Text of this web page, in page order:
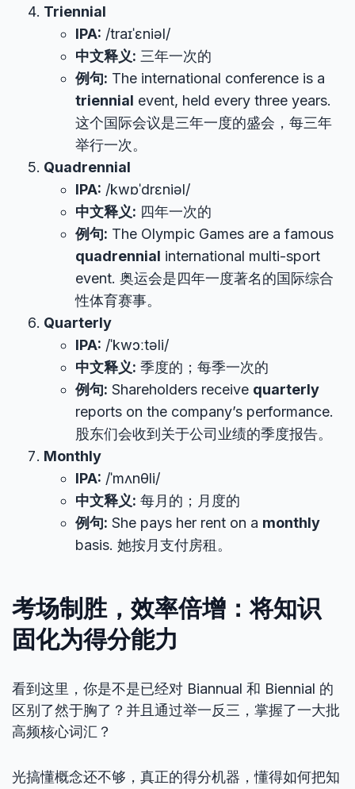
Triennial
IPA: /traɪˈɛniəl/
中文释义: 三年一次的
例句: The international conference is a
triennial event, held every three years.
这个国际会议是三年一度的盛会，每三年
举行一次。
Quadrennial
IPA: /kwɒˈdrɛniəl/
中文释义: 四年一次的
例句: The Olympic Games are a famous
quadrennial international multi-sport
event. 奥运会是四年一度著名的国际综合
性体育赛事。
Quarterly
IPA: /ˈkwɔːtəli/
中文释义: 季度的；每季一次的
例句: Shareholders receive quarterly
reports on the company’s performance.
股东们会收到关于公司业绩的季度报告。
Monthly
IPA: /ˈmʌnθli/
中文释义: 每月的；月度的
例句: She pays her rent on a monthly
basis. 她按月支付房租。
考场制胜，效率倍增：将知识
固化为得分能力
看到这里，你是不是已经对 Biannual 和 Biennial 的
区别了然于胸了？并且通过举一反三，掌握了一大批
高频核心词汇？
光搞懂概念还不够，真正的得分机器，懂得如何把知